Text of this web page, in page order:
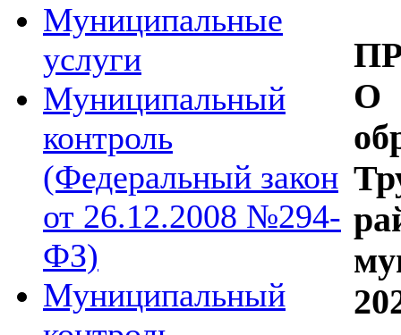
Муниципальные
услуги
Муниципальный
контроль
(Федеральный закон
от 26.12.2008 №294-
ФЗ)
Муниципальный
О